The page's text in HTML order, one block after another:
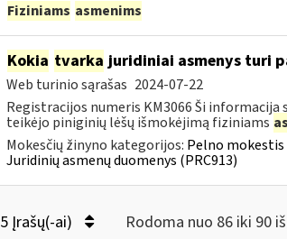
Fiziniams asmenims
Kokia tvarka juridiniai asmenys turi
Web turinio sąrašas 2024-07-22
Registracijos numeris KM3066 Ši
teikėjo piniginių lėšų išmokėjimą fiziniams
Mokesčių žinyno kategorijos: Pelno mokestis
Juridinių asmenų duomenys (PRC913)
5 Įrašų(-ai) Rodoma nuo 86 iki 90